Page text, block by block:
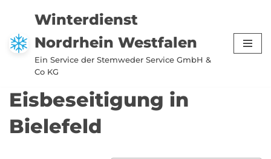
Zum
Inhalt
springen
Winterdienst
Nordrhein Westfalen
Ein Service der Stemweder Service GmbH &
Co KG
Eisbeseitigung in
Bielefeld